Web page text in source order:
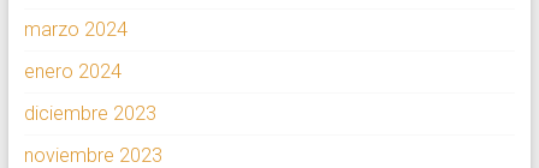
marzo 2024
enero 2024
diciembre 2023
noviembre 2023